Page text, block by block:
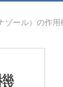
ゾール）の作